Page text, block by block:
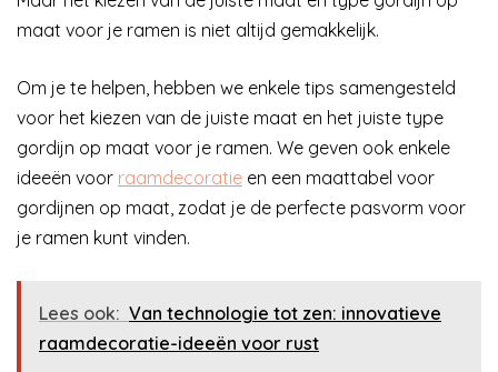
maat voor je ramen is niet altijd gemakkelijk.
Om je te helpen, hebben we enkele tips samengesteld
voor het kiezen van de juiste maat en het juiste type
gordijn op maat voor je ramen. We geven ook enkele
ideeën voor raamdecoratie en een maattabel voor
gordijnen op maat, zodat je de perfecte pasvorm voor
je ramen kunt vinden.
Lees ook: Van technologie tot zen: innovatieve
raamdecoratie-ideeën voor rust